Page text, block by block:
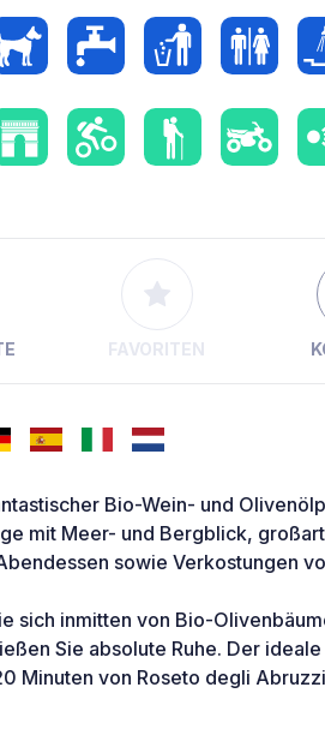
FAVORITEN
Bio-Wein- und
mit Meer- und Bergblick,
sowie Verkostungen
sich inmitten von Bio-
Sie absolute Ruhe. Der
Minuten von Roseto degli